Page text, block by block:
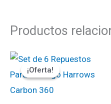
Productos
¡Oferta!
¡Oferta!
El
precio
original
₡1900.
precio
actual